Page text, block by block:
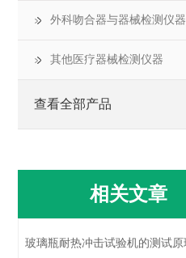
外科吻合器与器械检测仪器
其他医疗器械检测仪器
查看全部产品
相关文章